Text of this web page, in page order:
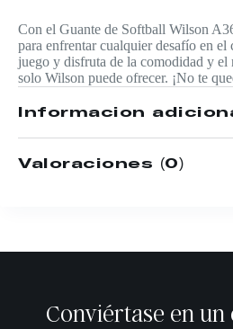
Con el Guante de Softball Wilson
para enfrentar cualquier desafío en el
juego y disfruta de la comodidad y el
solo Wilson puede ofrecer. ¡No te
Información
Valoraciones (0)
Conviértase en